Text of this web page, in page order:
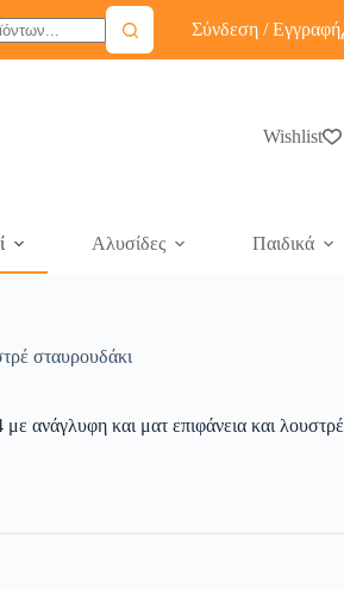
Σύνδεση / Εγγραφή
Wishlist
Αλυσίδες Παιδικά
σταυρουδάκι
ανάγλυφη και ματ επιφάνεια και λουστρέ